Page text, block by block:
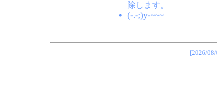
除します。
(-.-;)y-~~~
[2026/